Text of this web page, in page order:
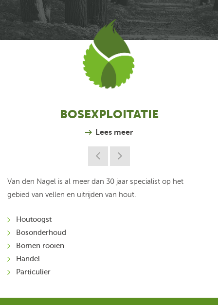
BOSEXPLOITATIE
Lees meer
Van den Nagel is al meer dan 30 jaar specialist op het
gebied van vellen en uitrijden van hout.
Houtoogst
Bosonderhoud
Bomen rooien
Handel
Particulier
Zo werken wij aan hernieuwbare energie, waarbij resthout
niet zomaar wordt vernietigd, maar een tweede leven
Biomassa
Chippen
Projecten
Handel
Wij transporteren behalve in Nederland ook naar België,
Duitsland en Luxemburg.
Houttransport
Containervervoer
Overig
Rooiwerkzaamheden in stad en dorp? Door ons
totaalpakket is Van den Nagel de perfecte